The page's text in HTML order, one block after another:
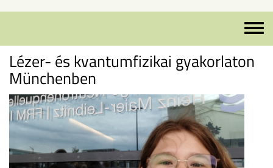
Toggle
Lézer- és kvantumfizikai gyakorlaton
Münchenben